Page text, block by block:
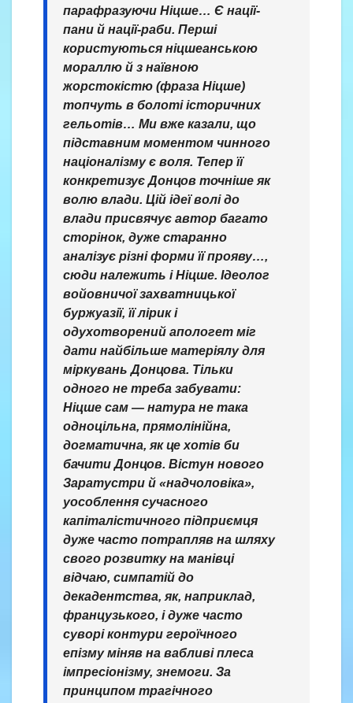
парафразуючи Ніцше… Є нації-
пани й нації-раби. Перші
користуються ніцшеанською
мораллю й з наївною
жорстокістю (фраза Ніцше)
топчуть в болоті історичних
гельотів… Ми вже казали, що
підставним моментом чинного
націоналізму є воля. Тепер її
конкретизує Донцов точніше як
волю влади. Цій ідеї волі до
влади присвячує автор багато
сторінок, дуже старанно
аналізує різні форми її прояву…,
сюди належить і Ніцше. Ідеолог
войовничої захватницької
буржуазії, її лірик і
одухотворений апологет міг
дати найбільше матеріялу для
міркувань Донцова. Тільки
одного не треба забувати:
Ніцше сам — натура не така
одноцільна, прямолінійна,
догматична, як це хотів би
бачити Донцов. Вістун нового
Заратустри й «надчоловіка»,
уособлення сучасного
капіталістичного підприємця
дуже часто потрапляв на шляху
свого розвитку на манівці
відчаю, симпатій до
декадентства, як, наприклад,
французького, і дуже часто
суворі контури героїчного
епізму міняв на вабливі плеса
імпресіонізму, знемоги. За
принципом трагічного